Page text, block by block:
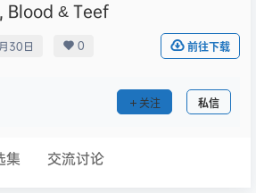
Blood & Teef
30日 0 前往下载
关注 私信
集 交流讨论